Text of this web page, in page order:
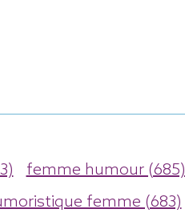
femme humour (685)
femme (683)